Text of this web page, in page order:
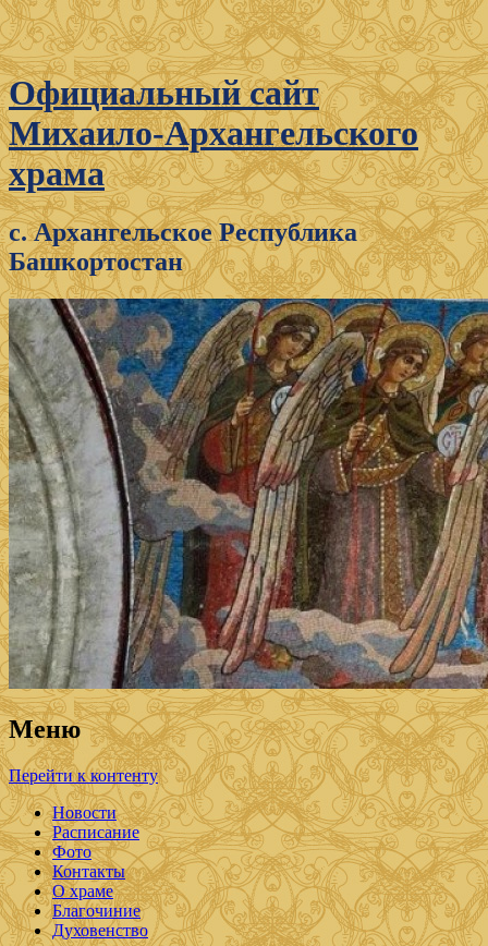
Официальный сайт
Михаило-Архангельского
храма
с. Архангельское Республика
Башкортостан
Меню
Перейти к контенту
Новости
Расписание
Фото
Контакты
О храме
Благочиние
Духовенство